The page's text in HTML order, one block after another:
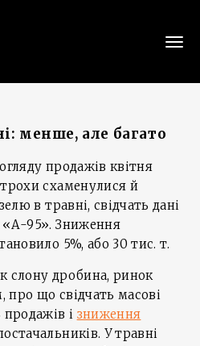
менше, але багато
продажів квітня
схаменулися й
в травні, свідчать дані
«А-95». Зниження
5%, або 30 тис. т.
слону дробина, ринок
що свідчать масові
продажів і зниження
У травні